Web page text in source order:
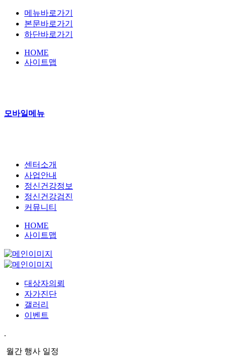
메뉴바로가기
본문바로가기
하단바로가기
HOME
사이트맵
모바일메뉴
센터소개
사업안내
정신건강정보
정신건강검진
커뮤니티
HOME
사이트맵
대상자의뢰
자가진단
갤러리
이벤트
.
월간 행사 일정